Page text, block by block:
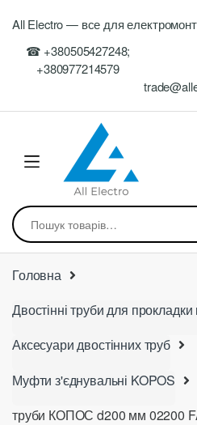
navigation
content
All Electro — все для
☎ +380505427248;
+380977214579
Шукати:
Головна
Двостінні труби для
Аксесуари двостінних труб
Муфти з'єднувальні KOPOS
труби КОПОС d200 мм 02200